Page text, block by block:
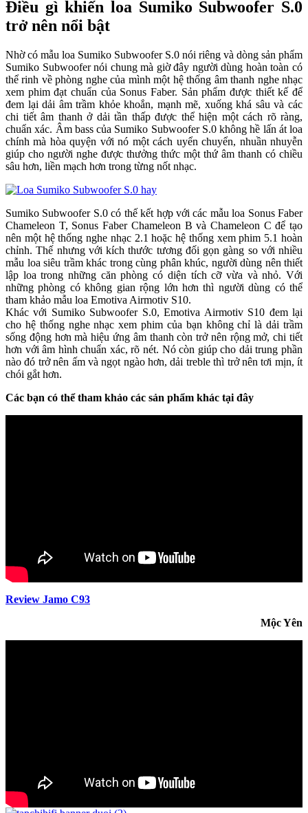
Điều gì khiến loa Sumiko Subwoofer S.0
trở nên nổi bật
Nhờ có mẫu loa Sumiko Subwoofer S.0 nói riêng và dòng sản phẩm
Sumiko Subwoofer nói chung mà giờ đây người dùng hoàn toàn có
thể rinh về phòng nghe của mình một hệ thống âm thanh nghe nhạc
xem phim đạt chuẩn của Sonus Faber. Sản phẩm được thiết kế để
đem lại dải âm trầm khỏe khoắn, mạnh mẽ, xuống khá sâu và các
chi tiết âm thanh ở dải tần thấp được thể hiện một cách rõ ràng,
chuẩn xác. Âm bass của Sumiko Subwoofer S.0 không hề lấn át loa
chính mà hòa quyện với nó một cách uyển chuyển, nhuần nhuyễn
giúp cho người nghe được thưởng thức một thứ âm thanh có chiều
sâu hơn, liền mạch hơn trong từng nốt nhạc.
Sumiko Subwoofer S.0 có thế kết hợp với các mẫu loa Sonus Faber
Chameleon T, Sonus Faber Chameleon B và Chameleon C để tạo
nên một hệ thống nghe nhạc 2.1 hoặc hệ thống xem phim 5.1 hoàn
chỉnh. Thế nhưng với kích thước tương đối gọn gàng so với nhiều
mẫu loa siêu trầm khác trong cùng phân khúc, người dùng nên thiết
lập loa trong những căn phòng có diện tích cỡ vừa và nhỏ. Với
những phòng có không gian rộng lớn hơn thì người dùng có thể
tham khảo mẫu loa Emotiva Airmotiv S10.
Khác với Sumiko Subwoofer S.0, Emotiva Airmotiv S10 đem lại
cho hệ thống nghe nhạc xem phim của bạn không chỉ là dải trầm
sống động hơn mà hiệu ứng âm thanh còn trở nên rộng mở, chi tiết
hơn với âm hình chuẩn xác, rõ nét. Nó còn giúp cho dải trung phần
nào đó trở nên ấm và ngọt ngào hơn, dải treble thì trở nên tơi mịn, ít
chói gắt hơn.
Các bạn có thể tham khảo các sản phẩm khác tại đây
Review Jamo C93
Mộc Yên